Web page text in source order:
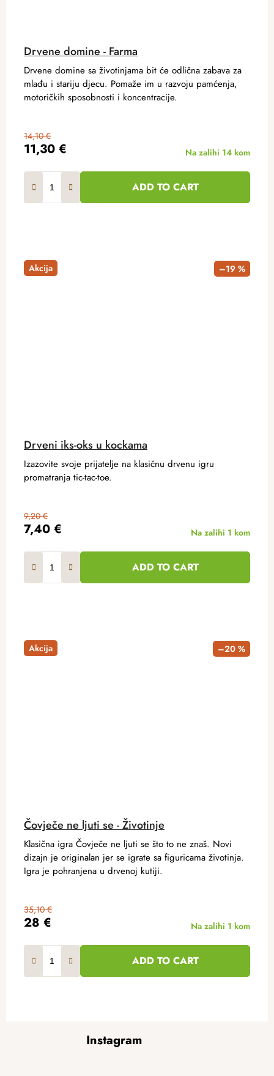
Drvene domine - Farma
11,30 €
14,10 €
Na zalihi 14 kom
ADD TO CART
Drvene domine sa životinjama bit će odlična zabava za
mlađu i stariju djecu. Pomaže im u razvoju pamćenja,
motoričkih sposobnosti i koncentracije.
Akcija –19 %
Drveni iks-oks u kockama
7,40 €
9,20 €
Na zalihi 1 kom
ADD TO CART
Izazovite svoje prijatelje na klasičnu drvenu igru ​​
promatranja tic-tac-toe.
Akcija –20 %
Čovječe ne ljuti se - Životinje
28 €
35,10 €
Na zalihi 1 kom
ADD TO CART
Klasična igra Čovječe ne ljuti se što to ne znaš. Novi
dizajn je originalan jer se igrate sa figuricama životinja.
Igra je pohranjena u drvenoj kutiji.
Instagram